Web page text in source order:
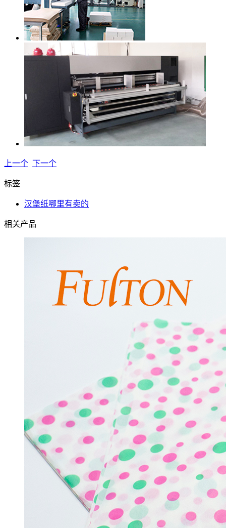
上一个 下一个
标签
汉堡纸哪里有卖的
相关产品